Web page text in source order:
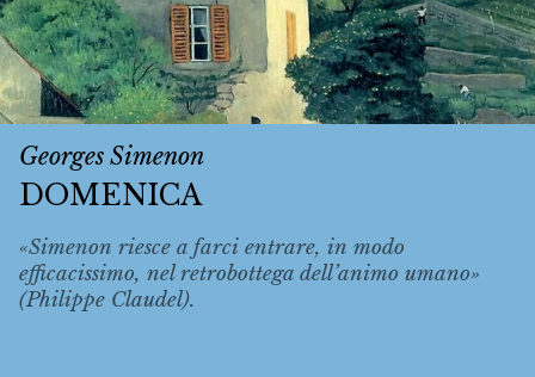
Georges Simenon
DOMENICA
«Simenon riesce a farci entrare, in modo
efficacissimo, nel retrobottega dell’animo umano»
(Philippe Claudel).